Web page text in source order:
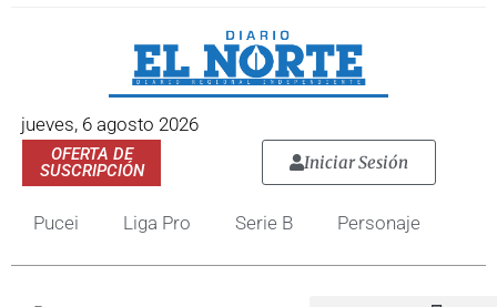
jueves, 6 agosto 2026
OFERTA DE
SUSCRIPCIÓN
Iniciar Sesión
Pucei Liga Pro Serie B Personaje